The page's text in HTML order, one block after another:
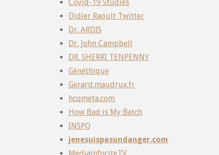
Covid-19 Studies
Didier Raoult Twitter
Dr. ARDIS
Dr. John Campbell
DR. SHERRI TENPENNY
Gènéthique
Gerard.maudrux.fr
hcqmeta.com
How Bad is My Batch
INSPQ
jenesuispasundanger.com